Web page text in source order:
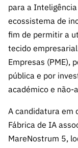
para a
ecossistema de
fim de permitir a
tecido
Empresas (PME),
pública e por
académico e não-
A candidatura em
Fábrica de IA
MareNostrum 5,